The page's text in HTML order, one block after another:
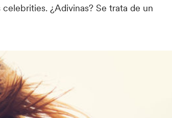
¿Adivinas? Se trata de un